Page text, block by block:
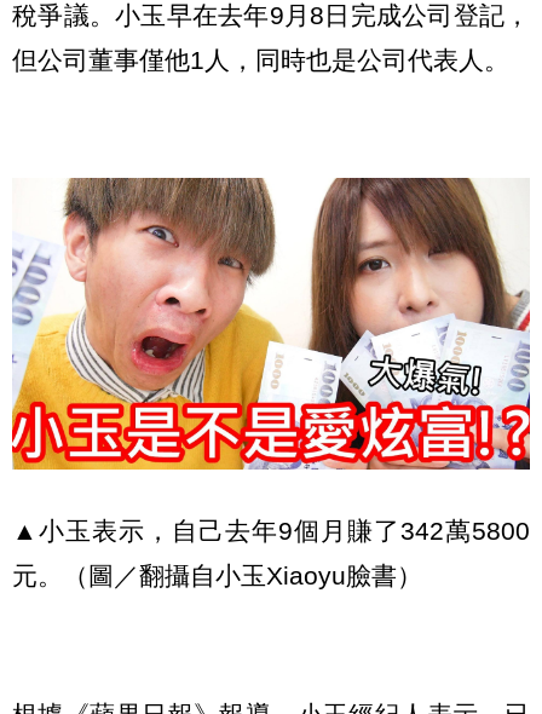
稅爭議。小玉早在去年9月8日完成公司登記，
但公司董事僅他1人，同時也是公司代表人。
▲小玉表示，自己去年9個月賺了342萬5800
元。（圖／翻攝自小玉Xiaoyu臉書）